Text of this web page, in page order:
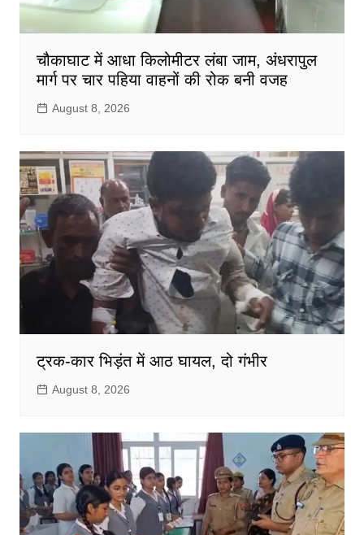
चौकाघाट में आधा किलोमीटर लंबा जाम, अंधरापुल
मार्ग पर चार पहिया वाहनों की रोक बनी वजह
August 8, 2026
ट्रक-कार भिड़ंत में आठ घायल, दो गंभीर
August 8, 2026